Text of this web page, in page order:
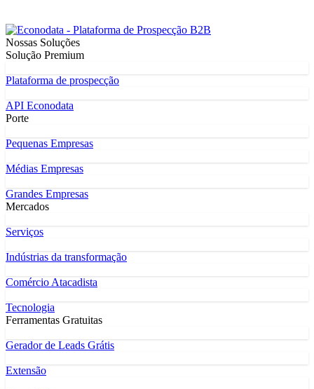
Nossas Soluções
Solução Premium
Plataforma de prospecção
API Econodata
Porte
Pequenas Empresas
Médias Empresas
Grandes Empresas
Mercados
Serviços
Indústrias da transformação
Comércio Atacadista
Tecnologia
Ferramentas Gratuitas
Gerador de Leads Grátis
Extensão